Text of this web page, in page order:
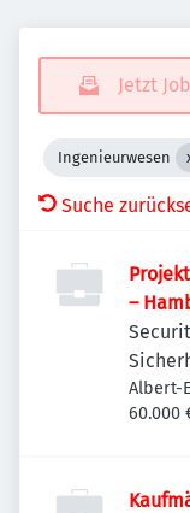
Jetzt
Ingenieurwesen
Suche
–
Albert-
60.000